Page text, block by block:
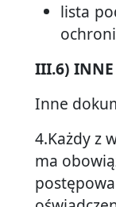
lista
III.6) INNE
Inne
4.Każdy z
ma